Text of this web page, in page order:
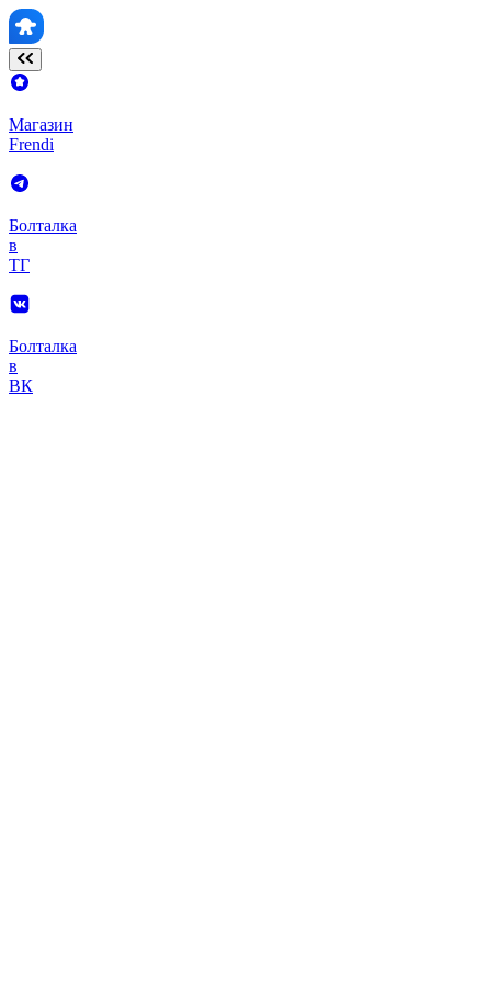
Магазин
Frendi
Болталка
в
ТГ
Болталка
в
ВК